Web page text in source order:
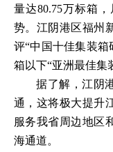
量达80.75万标箱
势。江阴港区福州
评“中国十佳集装箱
箱以下“亚洲最佳集
据了解，江阴
通，这将极大提升
服务我省周边地区
海通道。